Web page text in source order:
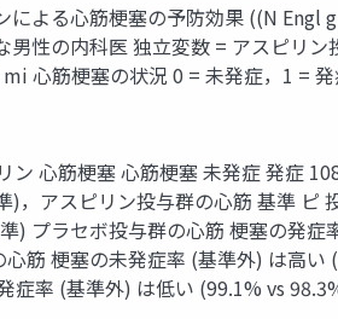
よる心筋梗塞の予防効果 ((N Engl
性の内科医 独立変数 = アスピリン
心筋梗塞の状況 0 = 未発症，1 =
心筋梗塞 心筋梗塞 未発症 発症
，アスピリン投与群の心筋 基準 ピ
) プラセボ投与群の心筋 梗塞の発症
筋 梗塞の未発症率 (基準外) は高い
症率 (基準外) は低い (99.1% vs